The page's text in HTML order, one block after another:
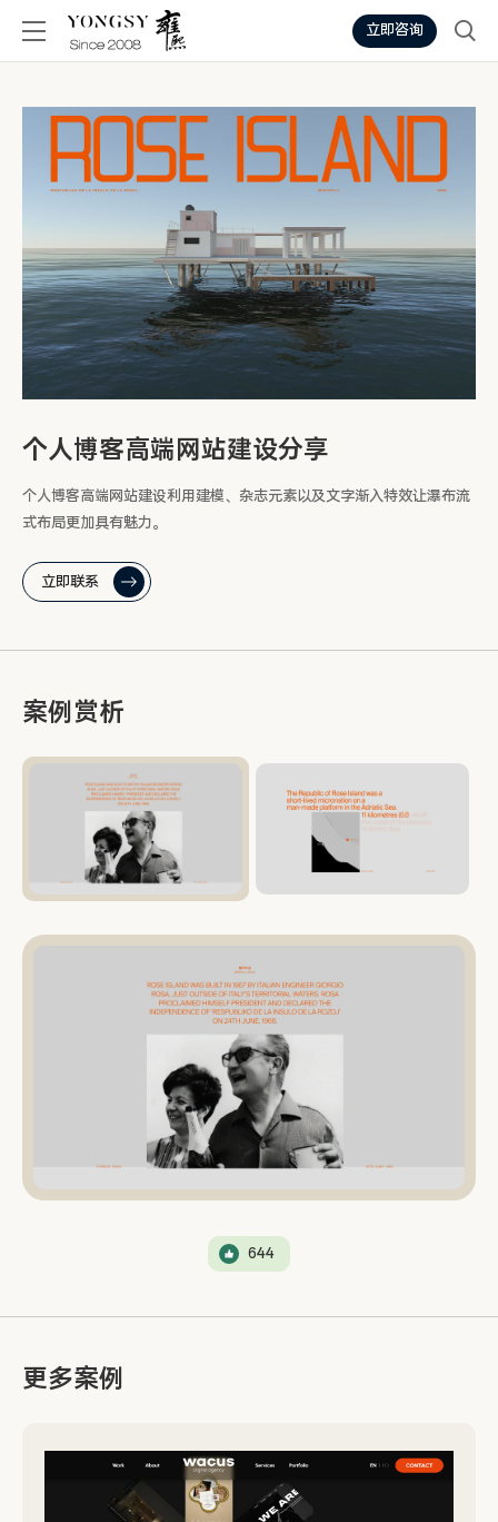
立即咨询
个人博客高端网站建设分享
个人博客高端网站建设利用建模、杂志元素以及文字渐入特效让瀑布流
式布局更加具有魅力。
立即联系
案例赏析
644
更多案例